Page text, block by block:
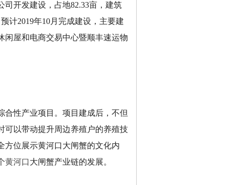
开发建设，占地82.33亩，建筑
计2019年10月完成建设，主要建
闲屋和电商交易中心暨顺丰速运物
性产业项目。项目建成后，不但
可以带动提升周边养殖户的养殖技
方位展示黄河口大闸蟹的文化内
黄河口大闸蟹产业链的发展。